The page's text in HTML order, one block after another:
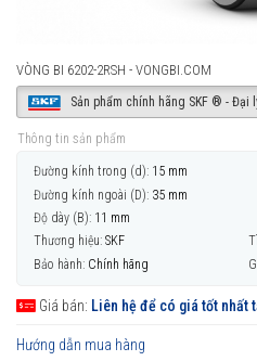
VÒNG BI 6202-2RSH - VONGBI.COM
Sản phẩm chính hãng SKF ® - Đại
Thông tin sản phẩm
Đường kính trong (d): 15 mm
Đường kính ngoài (D): 35 mm
Độ dày (B): 11 mm
Thương hiệu: SKF
Bảo hành: Chính hãng
Giá bán: Liên hệ để có giá tốt nhất
Hướng dẫn mua hàng